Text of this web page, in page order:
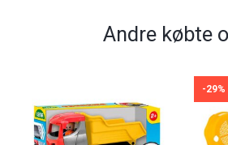
Andre købte
-29%